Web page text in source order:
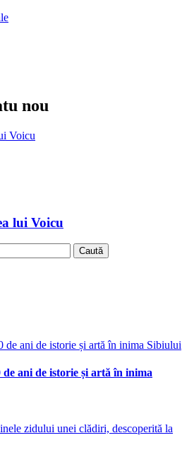
nou
lui Voicu
ani de istorie și artă în inima